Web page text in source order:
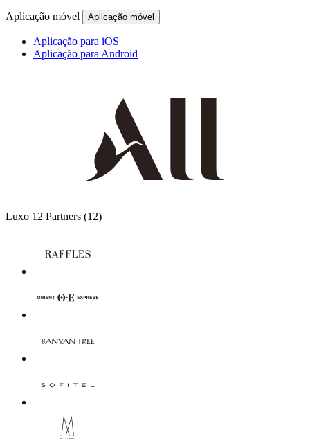
Aplicação móvel Aplicação móvel
Aplicação para iOS
Aplicação para Android
Luxo 12 Partners (12)